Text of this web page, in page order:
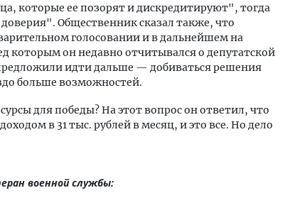
которые ее позорят и дискредитируют", тогда
Общественник сказал также, что
голосовании и в дальнейшем на
которым он недавно отчитывался о депутатской
идти дальше — добиваться решения
больше возможностей.
для победы? На этот вопрос он ответил, что
в 31 тыс. рублей в месяц, и это все. Но дело
военной службы: